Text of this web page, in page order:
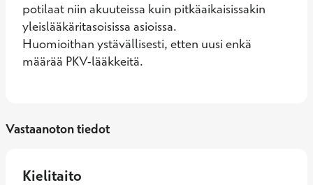
potilaat niin akuuteissa kuin pitkäaikaisissakin
yleislääkäritasoisissa asioissa.
Huomioithan ystävällisesti, etten uusi enkä
määrää PKV-lääkkeitä.
Vastaanoton tiedot
Kielitaito